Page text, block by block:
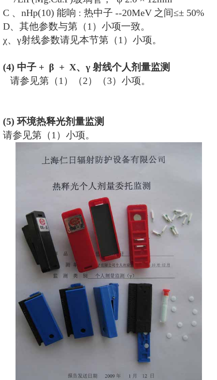
监测工具标准：
《GB10264－88个人和环境监测
量系统》
热释光剂量计介绍：
(1) X、γ射线个人剂量监测
A 、IDB- Ⅲ型热释光剂量盒 ，
C 、χ、γ Hp(10) 能响：在 15KeV-
20%
D、高灵敏度：比 LiF(Mg.Ti) 高
E 、重复性好： 50-100 次后
于± 5%
F 、探测阈：约为 20 × 10 -
G 、线性范围： 0.01mGy -
H 、分散性：≤± 2.5%